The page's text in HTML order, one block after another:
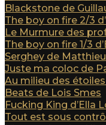
Blackstone de
The boy on fire 2/3
Le Murmure des
The boy on fire 1/3
Serghey de
Juste ma coloc de
Au milieu des
Beats de Lois Smes
Fucking King d’Ella
Tout est sous